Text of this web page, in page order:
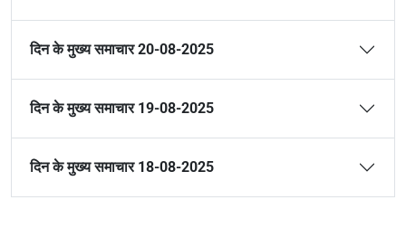
दिन के मुख्य समाचार 20-08-2025
दिन के मुख्य समाचार 19-08-2025
दिन के मुख्य समाचार 18-08-2025